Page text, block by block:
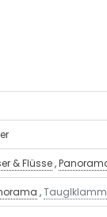
& Flüsse,
,Tauglklamm